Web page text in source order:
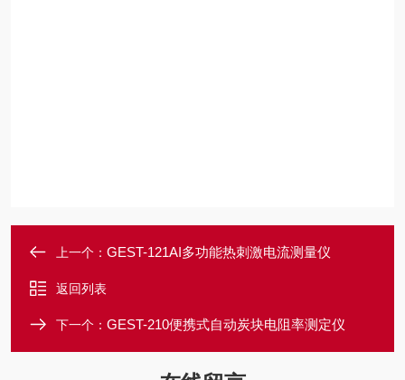
上一个： GEST-121AI多功能热刺激电流测量仪
返回列表
下一个： GEST-210便携式自动炭块电阻率测定仪